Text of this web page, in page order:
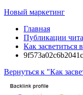
Новый маркетинг
Главная
Публикации
Как засветиться
Вернуться к "Как